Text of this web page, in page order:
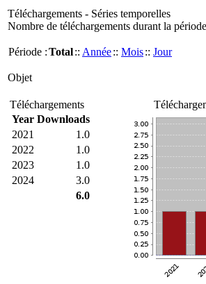
Téléchargements - Séries temporelles
Nombre de téléchargements durant la période
Période :Total:: Année:: Mois:: Jour
Objet
Téléchargements
Year Downloads
2021
1.0
2022
1.0
2023
1.0
2024
3.0
6.0